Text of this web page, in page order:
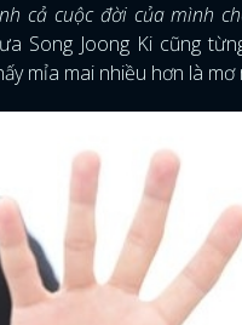
cả cuộc đời của mình
Song Joong Ki cũng
mỉa mai nhiều hơn là mơ